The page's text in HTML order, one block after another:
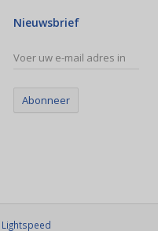
Nieuwsbrief
Abonneer
Lightspeed